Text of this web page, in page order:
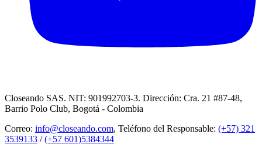
Closeando SAS. NIT: 901992703-3. Dirección: Cra. 21 #87-48,
Barrio Polo Club, Bogotá - Colombia
Correo: info@closeando.com, Teléfono del Responsable: (+57) 321
3539133 /(+57 601)5384344